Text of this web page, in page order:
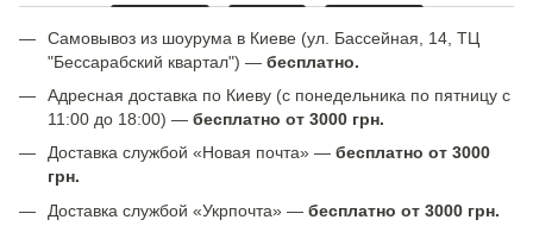
Самовывоз из шоурума в Киеве (ул. Бассейная, 14, ТЦ
"Бессарабский квартал") — бесплатно.
Адресная доставка по Киеву (с понедельника по пятницу с
11:00 до 18:00) — бесплатно от 3000 грн.
Доставка службой «Новая почта» — бесплатно от 3000
грн.
Доставка службой «Укрпочта» — бесплатно от 3000 грн.